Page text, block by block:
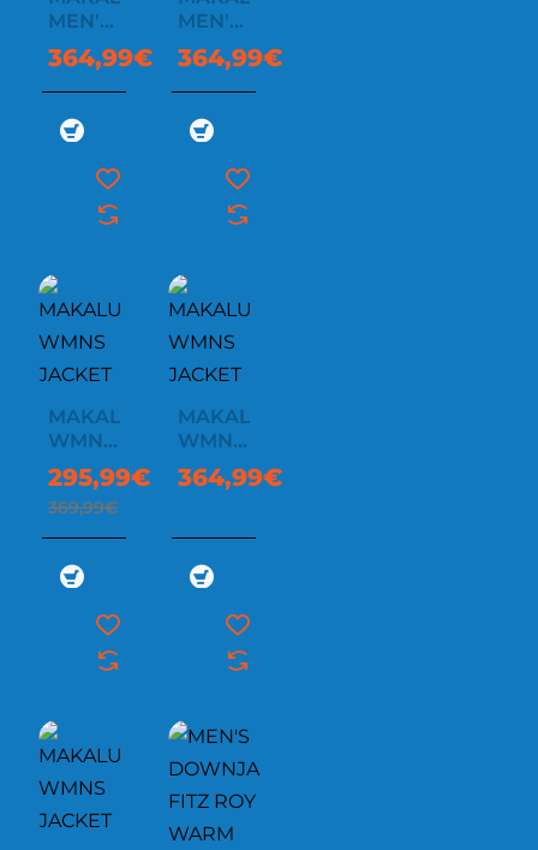
MEN'S
JACKET
364,99€
MEN'S
JACKET
364,99€
-20%
MAKALU
WMNS
JACKET
295,99€
369,99€
MAKALU
WMNS
JACKET
364,99€